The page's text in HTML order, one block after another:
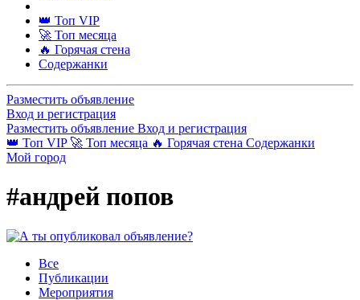
👑 Топ VIP
🚀 Топ месяца
🔥 Горячая стена
Содержанки
Разместить объявление
Вход и регистрация
Разместить объявление Вход и регистрация
👑 Топ VIP 🚀 Топ месяца 🔥 Горячая стена Содержанки
Мой город
#андрей попов
Все
Публикации
Мероприятия